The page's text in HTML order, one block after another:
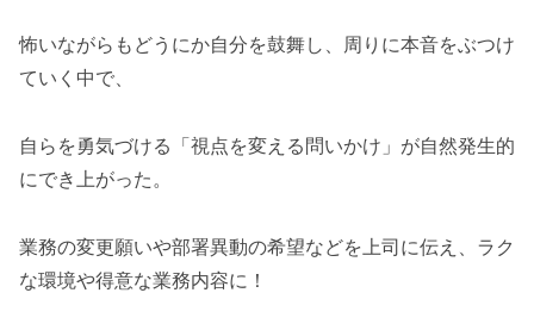
怖いながらもどうにか自分を鼓舞し、周りに本音をぶつけ
ていく中で、
自らを勇気づける「視点を変える問いかけ」が自然発生的
にでき上がった。
業務の変更願いや部署異動の希望などを上司に伝え、ラク
な環境や得意な業務内容に！